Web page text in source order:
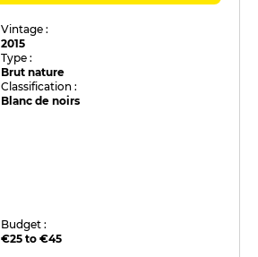
Vintage :
2015
Type :
Brut nature
Classification :
Blanc de noirs
Budget :
€25 to €45